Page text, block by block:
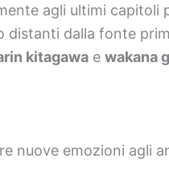
agli ultimi capitoli
dalla fonte
kitagawa e wakana
nuove emozioni agli